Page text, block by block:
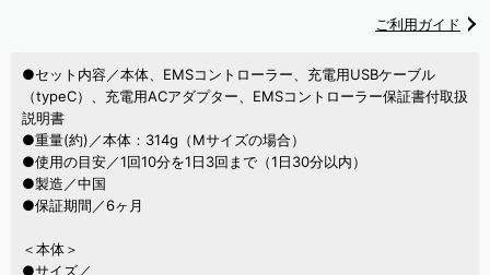
ご利用ガイド
●セット内容／本体、EMSコントローラー、充電用USBケーブル
（typeC）、充電用ACアダプター、EMSコントローラー保証書付取扱
説明書
●重量(約)／本体：314g（Mサイズの場合）
●使用の目安／1回10分を1日3回まで（1日30分以内）
●製造／中国
●保証期間／6ヶ月
＜本体＞
●サイズ／